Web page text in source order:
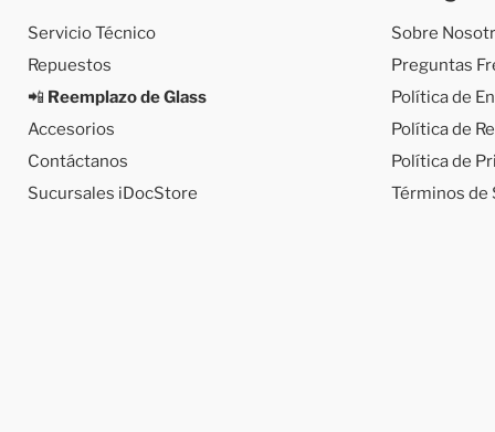
Servicio Técnico
Repuestos
📲 Reemplazo de Glass
Accesorios
Contáctanos
Sucursales iDocStore
Sobre
Preguntas
Política de
Política de
Política de
Términos de